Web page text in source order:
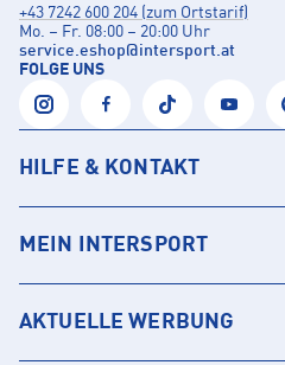
+43 7242 600 204 (zum Ortstarif)
Mo. – Fr. 08:00 – 20:00 Uhr
service.eshop@intersport.at
FOLGE UNS
HILFE & KONTAKT
MEIN INTERSPORT
AKTUELLE WERBUNG